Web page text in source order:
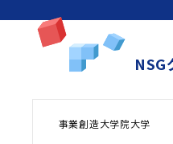
NSG
事業創造大学院大学